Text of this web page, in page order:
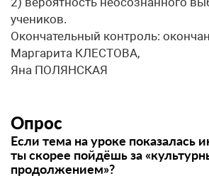
учеников.
Окончательный контроль:
Маргарита КЛЕСТОВА,
Яна ПОЛЯНСКАЯ
Опрос
Если тема на уроке показалась
ты скорее пойдёшь за
продолжением»?